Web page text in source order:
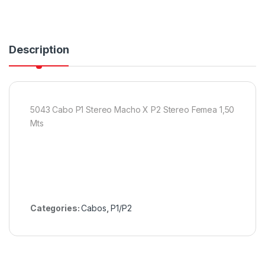
Description
5043 Cabo P1 Stereo Macho X P2 Stereo Femea 1,50
Mts
Categories:Cabos ,P1/P2